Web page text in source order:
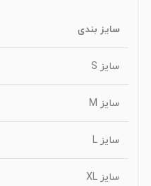
سایز بندی
سایز S
سایز M
سایز L
سایز XL